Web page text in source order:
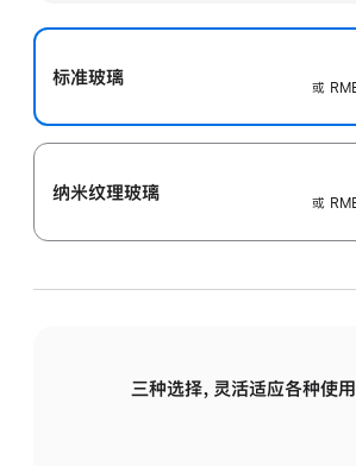
标准玻璃
或
纳米纹理玻璃
或
三种选择，灵活适应各种使用